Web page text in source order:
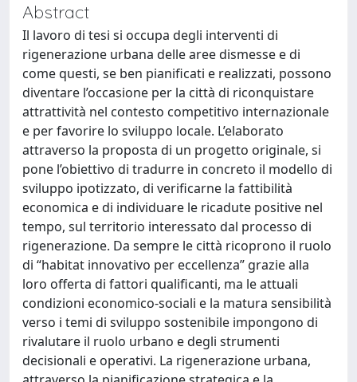
Abstract
Il lavoro di tesi si occupa degli interventi di
rigenerazione urbana delle aree dismesse e di
come questi, se ben pianificati e realizzati, possono
diventare l’occasione per la città di riconquistare
attrattività nel contesto competitivo internazionale
e per favorire lo sviluppo locale. L’elaborato
attraverso la proposta di un progetto originale, si
pone l’obiettivo di tradurre in concreto il modello di
sviluppo ipotizzato, di verificarne la fattibilità
economica e di individuare le ricadute positive nel
tempo, sul territorio interessato dal processo di
rigenerazione. Da sempre le città ricoprono il ruolo
di “habitat innovativo per eccellenza” grazie alla
loro offerta di fattori qualificanti, ma le attuali
condizioni economico-sociali e la matura sensibilità
verso i temi di sviluppo sostenibile impongono di
rivalutare il ruolo urbano e degli strumenti
decisionali e operativi. La rigenerazione urbana,